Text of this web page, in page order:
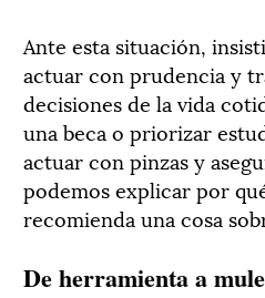
Ante esta situación,
actuar con prudencia y
decisiones de la vida
una beca o priorizar
actuar con pinzas y
podemos explicar por
recomienda una cosa
De herramienta a